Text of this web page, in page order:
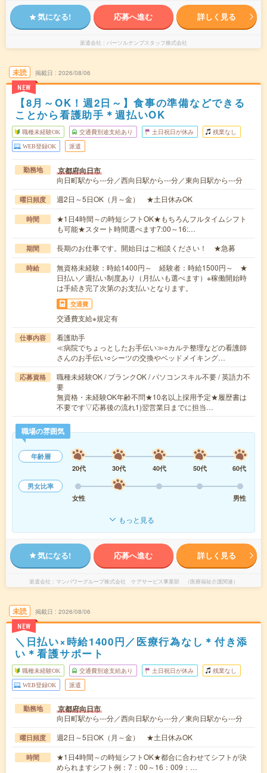
気になる! 応募へ進む 詳しく見る
派遣会社 パーソルテンプスタッフ株式会社
未読
NEW
掲載日 2026/08/06
【8月～OK！週2日～】食事の準備などできる
ことから看護助手＊週払いOK
職種未経験OK 交通費別途支給あり 土日祝日が休み 残業なし
WEB登録OK 派遣
勤務地 京都府向日市
向日町駅から---分／西向日駅から---分／東向日駅から---分
曜日頻度 週2日～5日OK（月～金） ★土日休みOK
時間
★1日4時間～の時短シフトOK★もちろんフルタイムシフト
も可能★スタート時間選べます7:00～16:…
期間 長期のお仕事です。開始日はご相談ください！ ★急募
時給
無資格未経験：時給1400円～ 経験者：時給1500円～ ★
日払い／週払い制度あり（月払いも選べます）※稼働開始時
は手続き完了次第のお支払いとなります。
交通費
交通費支給※規定有
仕事内容
看護助手
≪病院でちょっとしたお手伝い≫○カルテ整理などの看護師
さんのお手伝い○シーツの交換やベッドメイキング…
応募資格
職種未経験OK / ブランクOK / パソコンスキル不要 / 英語力不
要
無資格・未経験OK年齢不問★10名以上採用予定★履歴書は
不要です▽応募後の流れ1)翌営業日までに担当…
職場の雰囲気
年齢層
20代
30代 40代 50代
60代
男女比率
女性
男性
もっと見る
気になる! 応募へ進む 詳しく見る
派遣会社 マンパワーグループ株式会社 ケアサービス事業部 （医療福祉介護関連）
未読
NEW
掲載日 2026/08/06
＼日払い×時給1400円／医療行為なし＊付き添
い＊看護サポート
職種未経験OK 交通費別途支給あり 土日祝日が休み 残業なし
WEB登録OK 派遣
勤務地 京都府向日市
向日町駅から---分／西向日駅から---分／東向日駅から---分
曜日頻度 週2日～5日OK（月～金） ★土日休みOK
時間
★1日4時間～の時短シフトOK★都合に合わせてシフトが決
められますシフト例：7：00～16：009：…